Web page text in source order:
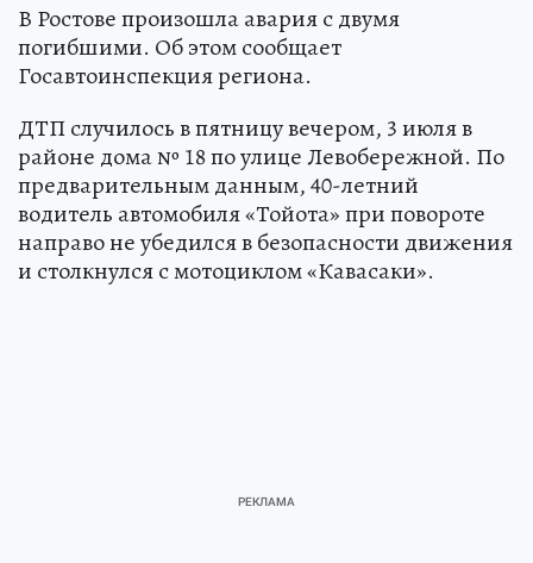
В Ростове произошла авария с двумя
погибшими. Об этом сообщает
Госавтоинспекция региона.
ДТП случилось в пятницу вечером, 3 июля в
районе дома № 18 по улице Левобережной. По
предварительным данным, 40-летний
водитель автомобиля «Тойота» при повороте
направо не убедился в безопасности движения
и столкнулся с мотоциклом «Кавасаки».